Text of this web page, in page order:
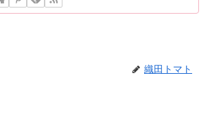
織田トマト